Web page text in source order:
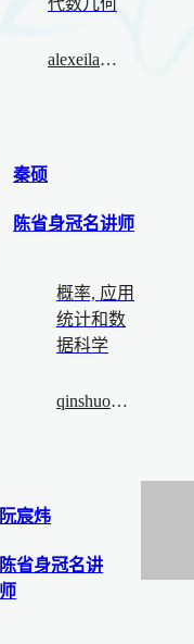
alexeilatyntsev@bimsa.cn
秦硕
陈省身冠名讲师
概率, 应用
统计和数
据科学
qinshuo@bimsa.cn
阮宸炜
陈省身冠名讲
师